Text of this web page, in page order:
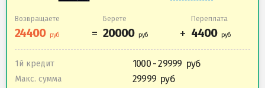
Возвращаете Берете Переплата
1й кредит 1000 - 29999
Макс. сумма 29999